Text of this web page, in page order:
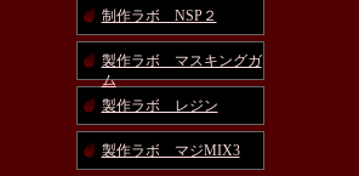
制作ラボ NSP２
製作ラボ マスキングガ
ム
製作ラボ レジン
製作ラボ マジMIX3